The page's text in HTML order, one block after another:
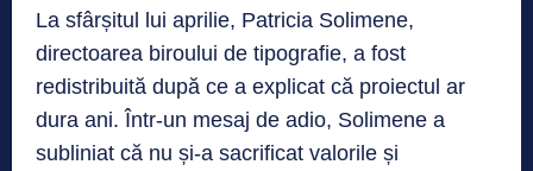
La sfârșitul lui aprilie, Patricia Solimene,
directoarea biroului de tipografie, a fost
redistribuită după ce a explicat că proiectul ar
dura ani. Într-un mesaj de adio, Solimene a
subliniat că nu și-a sacrificat valorile și